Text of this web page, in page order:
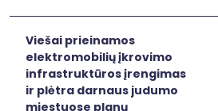
Viešai prieinamos
elektromobilių įkrovimo
infrastruktūros įrengimas
ir plėtra darnaus judumo
miestuose planų